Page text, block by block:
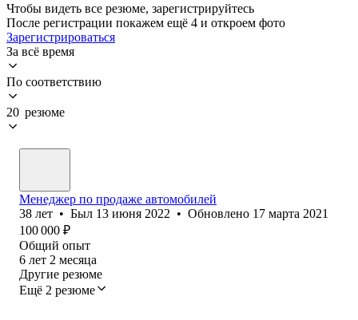
Чтобы видеть все резюме, зарегистрируйтесь
После регистрации покажем ещё 4 и откроем фото
Зарегистрироваться
За всё время
По соответствию
20 резюме
Менеджер по продаже автомобилей
38 лет • Был 13 июня 2022 • Обновлено 17 марта 2021
100 000 ₽
Общий опыт
6 лет 2 месяца
Другие резюме
Ещё 2 резюме